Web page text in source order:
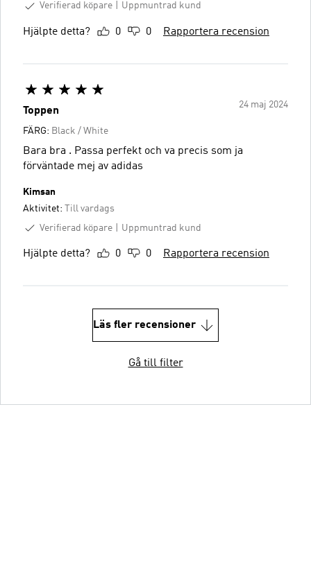
Verifierad köpare
Uppmuntrad kund
Hjälpte detta? 0 0 Rapportera recension
24 maj 2024
Toppen
FÄRG: Black / White
Bara bra . Passa perfekt och va precis som ja
förväntade mej av adidas
Kimsan
Aktivitet: Till vardags
Verifierad köpare
Uppmuntrad kund
Hjälpte detta? 0 0 Rapportera recension
Läs fler recensioner
Gå till filter